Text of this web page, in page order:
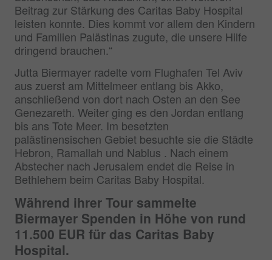
Beitrag zur Stärkung des Caritas Baby Hospital
leisten konnte. Dies kommt vor allem den Kindern
und Familien Palästinas zugute, die unsere Hilfe
dringend brauchen.“
Jutta Biermayer radelte vom Flughafen Tel Aviv
aus zuerst am Mittelmeer entlang bis Akko,
anschließend von dort nach Osten an den See
Genezareth. Weiter ging es den Jordan entlang
bis ans Tote Meer. Im besetzten
palästinensischen Gebiet besuchte sie die Städte
Hebron, Ramallah und Nablus . Nach einem
Abstecher nach Jerusalem endet die Reise in
Bethlehem beim Caritas Baby Hospital.
Während ihrer Tour sammelte
Biermayer Spenden in Höhe von rund
11.500 EUR für das Caritas Baby
Hospital.